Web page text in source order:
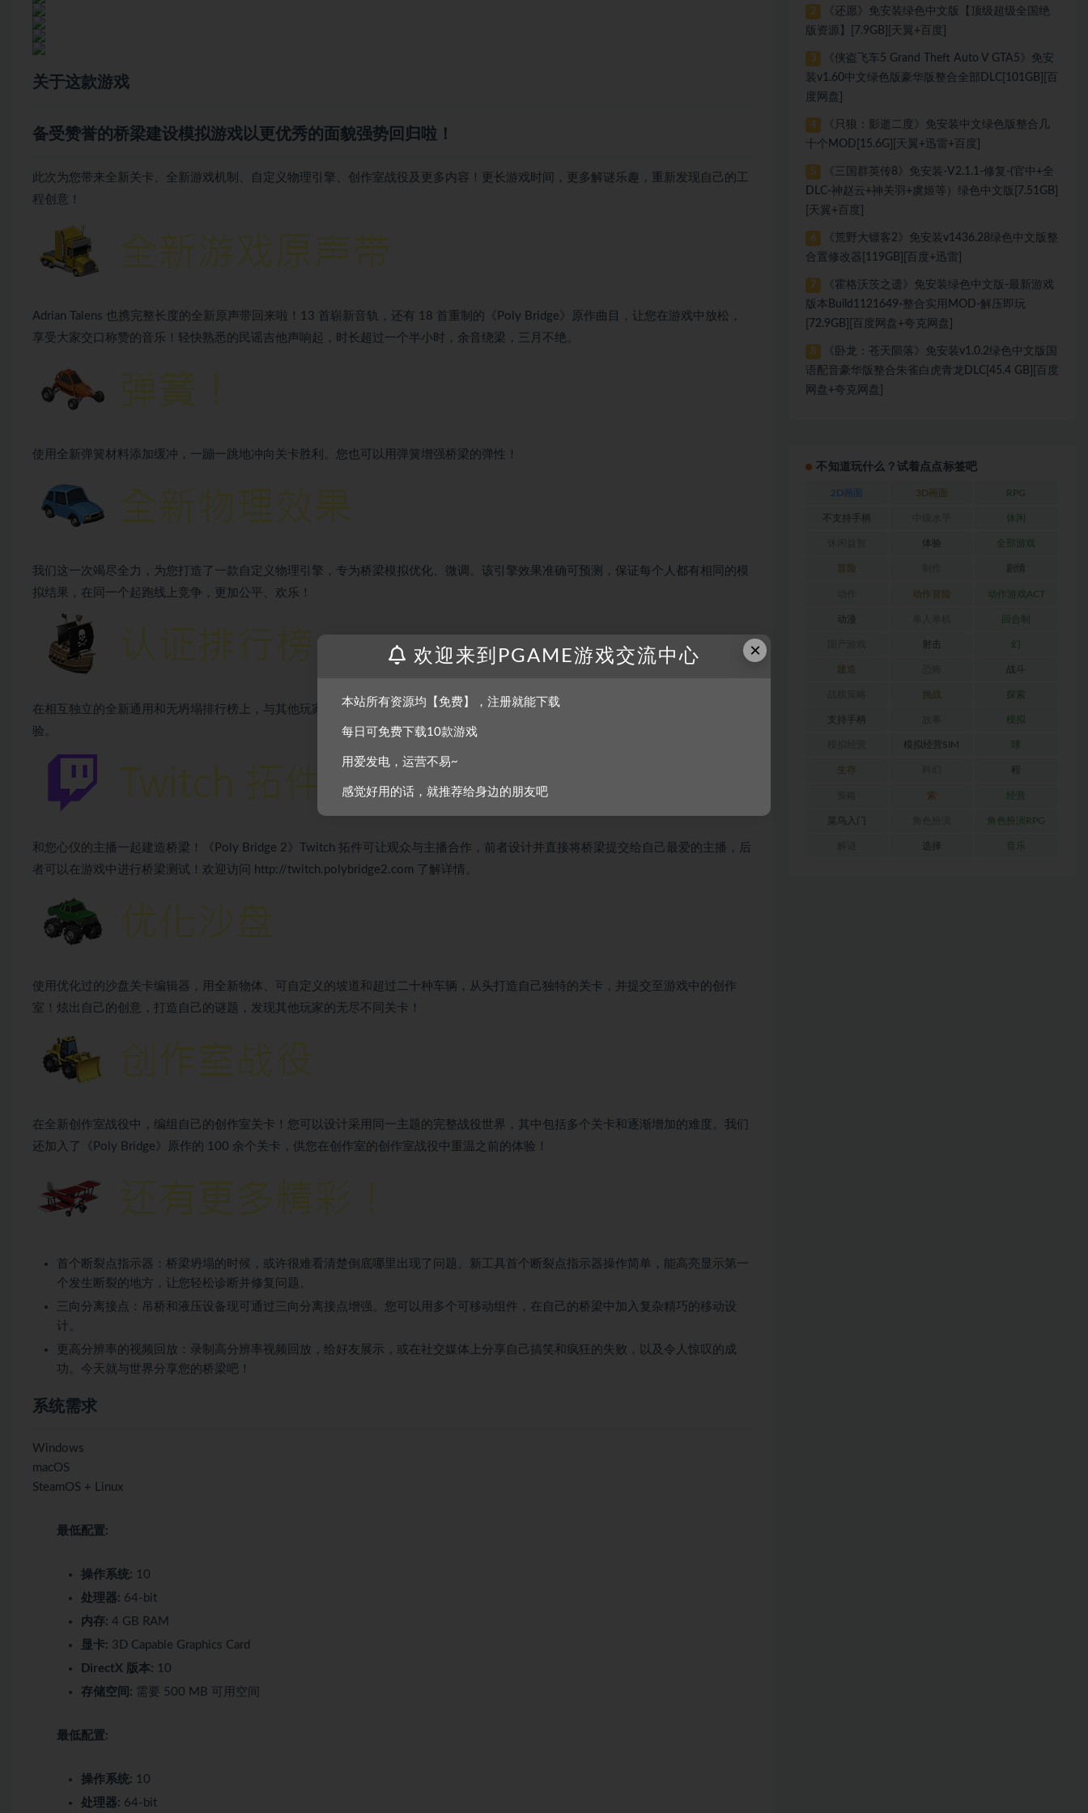
关于这款游戏
备受赞誉的桥梁建设模拟游戏以更优秀的面貌强势回归啦！
此次为您带来全新关卡、全新游戏机制、自定义物理引擎、创作室战役及更多内容！更长游戏时间，更多解谜乐趣，重新发现自己的工
程创意！
Adrian Talens 也携完整长度的全新原声带回来啦！13 首崭新音轨，还有 18 首重制的《Poly Bridge》原作曲目，让您在游戏中放松，
享受大家交口称赞的音乐！轻快熟悉的民谣吉他声响起，时长超过一个半小时，余音绕梁，三月不绝。
使用全新弹簧材料添加缓冲，一蹦一跳地冲向关卡胜利。您也可以用弹簧增强桥梁的弹性！
我们这一次竭尽全力，为您打造了一款自定义物理引擎，专为桥梁模拟优化、微调。该引擎效果准确可预测，保证每个人都有相同的模
拟结果，在同一个起跑线上竞争，更加公平、欢乐！
在相互独立的全新通用和无坍塌排行榜上，与其他玩家一决雌雄！排行榜条目在提交时会进行审核认证，确保所有人都有公平的游戏体
验。
和您心仪的主播一起建造桥梁！《Poly Bridge 2》Twitch 拓件可让观众与主播合作，前者设计并直接将桥梁提交给自己最爱的主播，后
者可以在游戏中进行桥梁测试！欢迎访问
http://twitch.polybridge2.com 了解详情。
使用优化过的沙盘关卡编辑器，用全新物体、可自定义的坡道和超过二十种车辆，从头打造自己独特的关卡，并提交至游戏中的创作
室！炫出自己的创意，打造自己的谜题，发现其他玩家的无尽不同关卡！
在全新创作室战役中，编组自己的创作室关卡！您可以设计采用同一主题的完整战役世界，其中包括多个关卡和逐渐增加的难度。我们
还加入了《Poly Bridge》原作的 100 余个关卡，供您在创作室的创作室战役中重温之前的体验！
首个断裂点指示器：桥梁坍塌的时候，或许很难看清楚倒底哪里出现了问题。新工具首个断裂点指示器操作简单，能高亮显示第一
个发生断裂的地方，让您轻松诊断并修复问题。
三向分离接点：吊桥和液压设备现可通过三向分离接点增强。您可以用多个可移动组件，在自己的桥梁中加入复杂精巧的移动设
计。
更高分辨率的视频回放：录制高分辨率视频回放，给好友展示，或在社交媒体上分享自己搞笑和疯狂的失败，以及令人惊叹的成
功。今天就与世界分享您的桥梁吧！
系统需求
Windows
macOS
SteamOS + Linux
最低配置:
操作系统: 10
处理器: 64-bit
内存: 4 GB RAM
显卡: 3D Capable Graphics Card
DirectX 版本: 10
存储空间: 需要 500 MB 可用空间
最低配置:
操作系统: 10
处理器: 64-bit
2
《还愿》免安装绿色中文版【顶级超级全国绝
版资源】[7.9GB][天翼+百度]
3
《侠盗飞车5 Grand Theft Auto V GTA5》免安
装v1.60中文绿色版豪华版整合全部DLC[101GB][百
度网盘]
4
《只狼：影逝二度》免安装中文绿色版整合几
十个MOD[15.6G][天翼+迅雷+百度]
5
《三国群英传8》免安装-V2.1.1-修复-(官中+全
DLC-神赵云+神关羽+虞姬等）绿色中文版[7.51GB]
[天翼+百度]
6
《荒野大镖客2》免安装v1436.28绿色中文版整
合置修改器[119GB][百度+迅雷]
7
《霍格沃茨之遗》免安装绿色中文版-最新游戏
版本Build1121649-整合实用MOD-解压即玩
[72.9GB][百度网盘+夸克网盘]
8
《卧龙：苍天陨落》免安装v1.0.2绿色中文版国
语配音豪华版整合朱雀白虎青龙DLC[45.4 GB][百度
网盘+夸克网盘]
不知道玩什么？试着点点标签吧
2D画面 3D画面 RPG
不支持手柄 休闲
体验 全部游戏
冒险 剧情
动作冒险 动作游戏ACT
动漫 回合制
射击 幻
建造 战斗
挑战 探索
支持手柄 模拟
模拟经营SIM 球
生存 程
索 经营
菜鸟入门 角色扮演RPG
选择 音乐
×
欢迎来到PGAME游戏交流中心
本站所有资源均【免费】，注册就能下载
每日可免费下载10款游戏
用爱发电，运营不易~
感觉好用的话，就推荐给身边的朋友吧